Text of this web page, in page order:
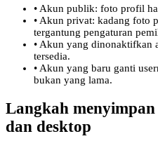
• Akun publik: foto profil
• Akun privat: kadang foto
tergantung pengaturan
• Akun yang dinonaktifkan
tersedia.
• Akun yang baru ganti
bukan yang lama.
Langkah
dan desktop